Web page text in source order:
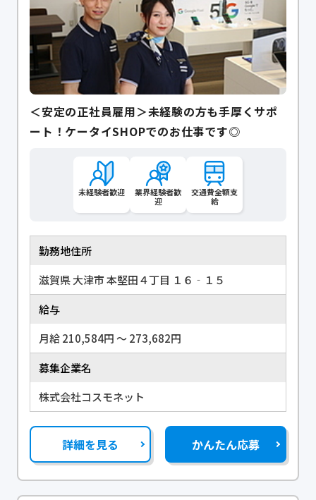
＜安定の正社員雇用＞未経験の方も手厚くサポ
ート！ケータイSHOPでのお仕事です◎
未経験者歓迎
業界経験者歓
迎
交通費全額支
給
勤務地住所
滋賀県 大津市 本堅田４丁目 １６‐１５
給与
月給 210,584円 〜 273,682円
募集企業名
株式会社コスモネット
詳細を見る かんたん応募